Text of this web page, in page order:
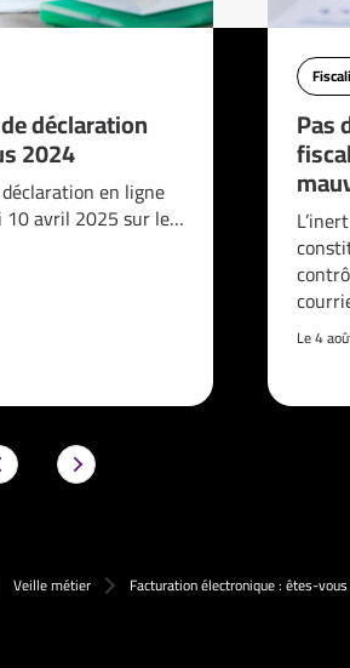
déclaration
2024
en ligne
10 avril 2025 sur le…
Pas
Le 4
Veille métier Facturation électronique : êtes-